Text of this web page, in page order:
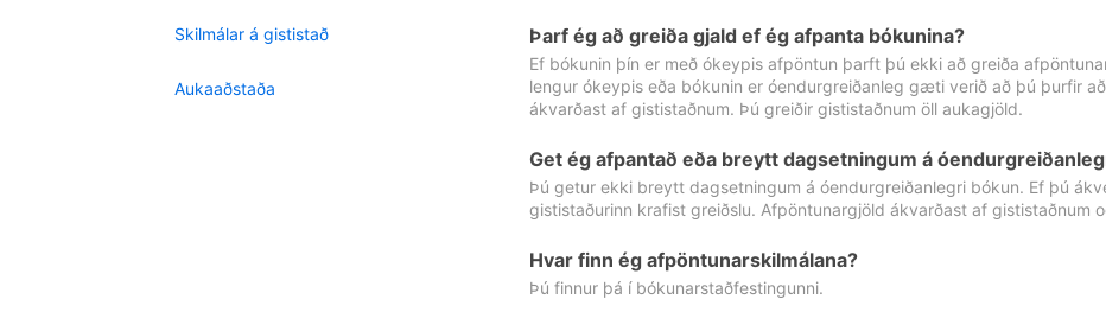
Skilmálar á gististað
Aukaaðstaða
Þarf ég að greiða gjald ef ég afpanta bókunina?
Ef bókunin þín er með ókeypis afpöntun þarft þú ekki að greiða
lengur ókeypis eða bókunin er óendurgreiðanleg gæti verið að þú þurfir
ákvarðast af gististaðnum. Þú greiðir gististaðnum öll aukagjöld.
Get ég afpantað eða breytt dagsetningum á
Þú getur ekki breytt dagsetningum á óendurgreiðanlegri bókun. Ef þú
gististaðurinn krafist greiðslu. Afpöntunargjöld ákvarðast af gististaðnum
Hvar finn ég afpöntunarskilmálana?
Þú finnur þá í bókunarstaðfestingunni.